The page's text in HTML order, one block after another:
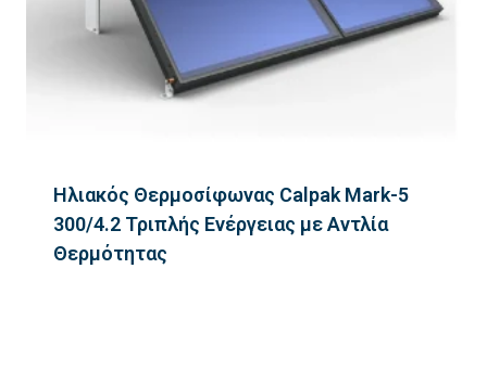
Ηλιακός Θερμοσίφωνας Calpak Mark-5
300/4.2 Τριπλής Ενέργειας με Αντλία
Θερμότητας